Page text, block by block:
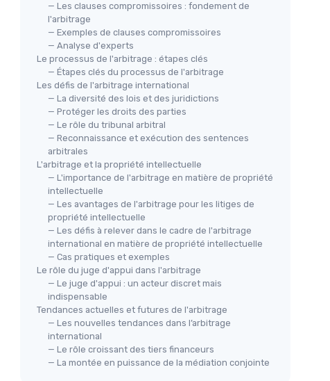
— Les clauses compromissoires : fondement de
l'arbitrage
— Exemples de clauses compromissoires
— Analyse d'experts
Le processus de l'arbitrage : étapes clés
— Étapes clés du processus de l'arbitrage
Les défis de l'arbitrage international
— La diversité des lois et des juridictions
— Protéger les droits des parties
— Le rôle du tribunal arbitral
— Reconnaissance et exécution des sentences
arbitrales
L'arbitrage et la propriété intellectuelle
— L'importance de l'arbitrage en matière de propriété
intellectuelle
— Les avantages de l'arbitrage pour les litiges de
propriété intellectuelle
— Les défis à relever dans le cadre de l'arbitrage
international en matière de propriété intellectuelle
— Cas pratiques et exemples
Le rôle du juge d'appui dans l'arbitrage
— Le juge d'appui : un acteur discret mais
indispensable
Tendances actuelles et futures de l'arbitrage
— Les nouvelles tendances dans l’arbitrage
international
— Le rôle croissant des tiers financeurs
— La montée en puissance de la médiation conjointe